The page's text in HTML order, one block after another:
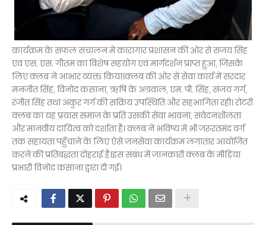
कार्यक्रम के सफल संचालन में कारागार प्रशासन की ओर से संजय सिंह
एवं एस. एस. गौतम का विशेष सहयोग एवं मार्गदर्शन प्राप्त हुआ, जिसके
लिए क्लब ने आभार व्यक्त किया।क्लब की ओर से सेवा कार्य में सरदार
मनजीत सिंह, विनोद कसाना, ऋषि के अग्रवाल, एम. पी. सिंह, संजय गर्ग,
रंजीत सिंह तथा अंकुर गर्ग की सक्रिय उपस्थिति और सहभागिता रही। रोटरी
क्लब का यह प्रयास समाज के प्रति उसकी सेवा भावना, संवेदनशीलता
और मानवीय दायित्व को दर्शाता है। क्लब ने भविष्य में भी जरूरतमंद वर्ग
तक सहायता पहुँचाने के लिए ऐसे जनसेवा कार्यक्रम लगातार आयोजित
करने की प्रतिबद्धता दोहराई है।इस संबंध में जानकारी क्लब के मीडिया
प्रभारी विनोद कसाना द्वारा दी गई।